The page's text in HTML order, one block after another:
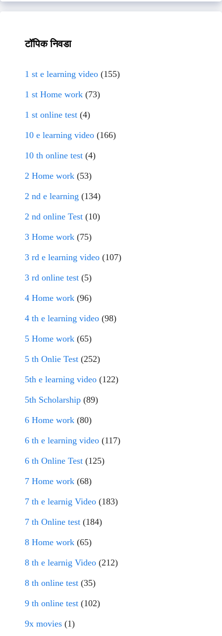
टॉपिक निवडा
1 st e learning video (155)
1 st Home work (73)
1 st online test (4)
10 e learning video (166)
10 th online test (4)
2 Home work (53)
2 nd e learning (134)
2 nd online Test (10)
3 Home work (75)
3 rd e learning video (107)
3 rd online test (5)
4 Home work (96)
4 th e learning video (98)
5 Home work (65)
5 th Onlie Test (252)
5th e learning video (122)
5th Scholarship (89)
6 Home work (80)
6 th e learning video (117)
6 th Online Test (125)
7 Home work (68)
7 th e learnig Video (183)
7 th Online test (184)
8 Home work (65)
8 th e learnig Video (212)
8 th online test (35)
9 th online test (102)
9x movies (1)